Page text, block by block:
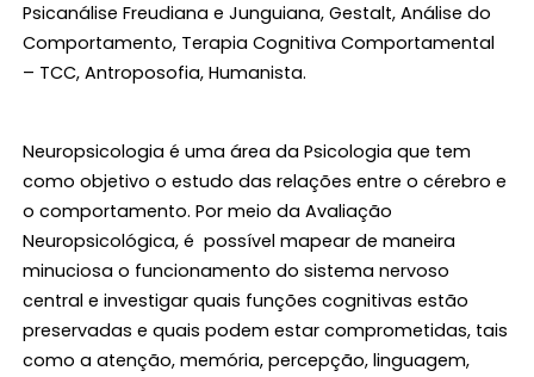
Psicanálise Freudiana e Junguiana, Gestalt, Análise do
Comportamento, Terapia Cognitiva Comportamental
– TCC, Antroposofia, Humanista.
Neuropsicologia é uma área da Psicologia que tem
como objetivo o estudo das relações entre o cérebro e
o comportamento. Por meio da Avaliação
Neuropsicológica, é possível mapear de maneira
minuciosa o funcionamento do sistema nervoso
central e investigar quais funções cognitivas estão
preservadas e quais podem estar comprometidas, tais
como a atenção, memória, percepção, linguagem,